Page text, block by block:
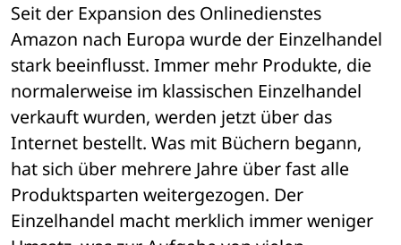
Seit der Expansion des Onlinedienstes
Amazon nach Europa wurde der Einzelhandel
stark beeinflusst. Immer mehr Produkte, die
normalerweise im klassischen Einzelhandel
verkauft wurden, werden jetzt über das
Internet bestellt. Was mit Büchern begann,
hat sich über mehrere Jahre über fast alle
Produktsparten weitergezogen. Der
Einzelhandel macht merklich immer weniger